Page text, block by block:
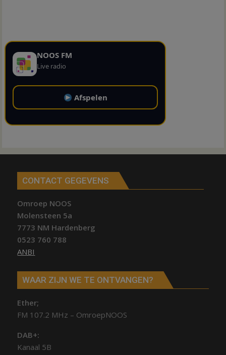
NOOS FM
Live radio
Afspelen
CONTACT GEGEVENS
Omroep NOOS
Molensteen 5a
7773 NM Hardenberg
0523 760 788
ANBI
WAAR ZIJN WE TE ONTVANGEN?
Ether;
FM 107.2 MHz – OmroepNOOS
DAB+:
Kanaal 5B